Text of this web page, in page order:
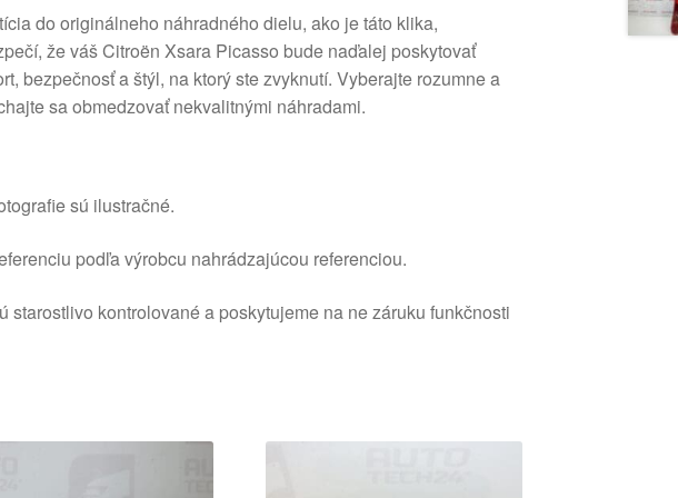
do originálneho náhradného dielu, ako je táto klika,
že váš Citroën Xsara Picasso bude naďalej poskytovať
bezpečnosť a štýl, na ktorý ste zvyknutí. Vyberajte rozumne a
sa obmedzovať nekvalitnými náhradami.
sú ilustračné.
podľa výrobcu nahrádzajúcou referenciou.
kontrolované a poskytujeme na ne záruku funkčnosti